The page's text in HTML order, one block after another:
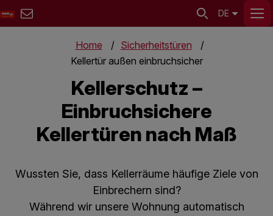
DE
Home
Sicherheitstüren
Kellertür außen einbruchsicher
Kellerschutz –
Einbruchsichere
Kellertüren nach Maß
Wussten Sie, dass Kellerräume häufige Ziele von
Einbrechern sind?
Während wir unsere Wohnung automatisch